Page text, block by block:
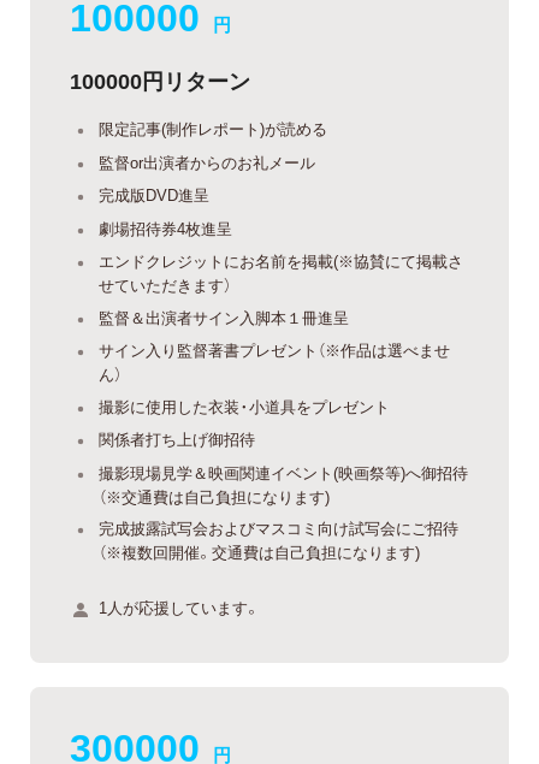
100000 円
100000円リターン
限定記事(制作レポート)が読める
監督or出演者からのお礼メール
完成版DVD進呈
劇場招待券4枚進呈
エンドクレジットにお名前を掲載(※協賛にて掲載さ
せていただきます）
監督＆出演者サイン入脚本１冊進呈
サイン入り監督著書プレゼント（※作品は選べませ
ん）
撮影に使用した衣装・小道具をプレゼント
関係者打ち上げ御招待
撮影現場見学＆映画関連イベント(映画祭等)へ御招待
（※交通費は自己負担になります)
完成披露試写会およびマスコミ向け試写会にご招待
（※複数回開催。交通費は自己負担になります)
1人が応援しています。
300000 円